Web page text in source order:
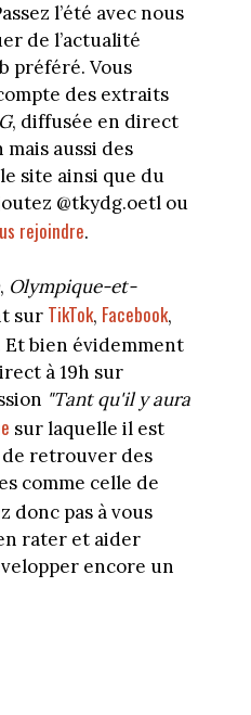
l’été avec nous
de l’actualité
préféré. Vous
des extraits
, diffusée en direct
aussi des
site ainsi que du
@tkydg.oetl ou
rejoindre.
, Olympique-et-
sur TikTok, Facebook,
Et bien évidemment
à 19h sur
"Tant qu'il y aura
sur laquelle il est
retrouver des
comme celle de
donc pas à vous
rater et aider
encore un